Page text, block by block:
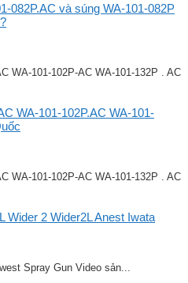
082P.AC và súng WA-101-082P
WA-101-102P-AC WA-101-132P . AC
WA-101-102P.AC WA-101-
WA-101-102P-AC WA-101-132P . AC
Wider 2 Wider2L Anest Iwata
Spray Gun Video sản...